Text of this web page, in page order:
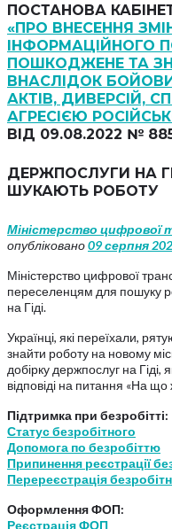
ПОСТАНОВА
«ПРО ВНЕСЕННЯ
ІНФОРМАЦІЙНОГО
ПОШКОДЖЕНЕ ТА
ВНАСЛІДОК
АКТІВ, ДИВЕРСІЙ,
АГРЕСІЄЮ
ВІД 09.08.2022 №
ДЕРЖПОСЛУГИ НА
ШУКАЮТЬ РОБОТУ
Міністерство цифрової
опубліковано09 серпня
Міністерство цифрової
переселенцям для пошуку
на Гіді.
Українці, які переїхали,
знайти роботу на новому
добірку держпослуг на
відповіді на питання «На
Підтримка при безробітті:
Статус безробітного
Допомога по безробіттю
Припинення реєстрації
Перереєстрація
Оформлення ФОП:
Реєстрація ФОП